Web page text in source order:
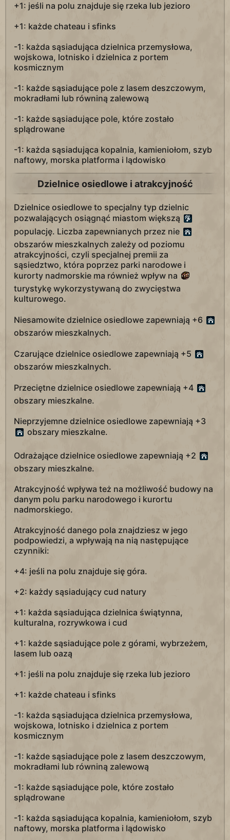
+1: jeśli na polu znajduje się rzeka lub jezioro
+1: każde chateau i sfinks
-1: każda sąsiadująca dzielnica przemysłowa,
wojskowa, lotnisko i dzielnica z portem
kosmicznym
-1: każde sąsiadujące pole z lasem deszczowym,
mokradłami lub równiną zalewową
-1: każde sąsiadujące pole, które zostało
splądrowane
-1: każda sąsiadująca kopalnia, kamieniołom, szyb
naftowy, morska platforma i lądowisko
Dzielnice osiedlowe i atrakcyjność
Dzielnice osiedlowe to specjalny typ dzielnic
pozwalających osiągnąć miastom większą
populację. Liczba zapewnianych przez nie
obszarów mieszkalnych zależy od poziomu
atrakcyjności, czyli specjalnej premii za
sąsiedztwo, która poprzez parki narodowe i
kurorty nadmorskie ma również wpływ na
turystykę wykorzystywaną do zwycięstwa
kulturowego.
Niesamowite dzielnice osiedlowe zapewniają +6
obszarów mieszkalnych.
Czarujące dzielnice osiedlowe zapewniają +5
obszarów mieszkalnych.
Przeciętne dzielnice osiedlowe zapewniają +4
obszary mieszkalne.
Nieprzyjemne dzielnice osiedlowe zapewniają +3
obszary mieszkalne.
Odrażające dzielnice osiedlowe zapewniają +2
obszary mieszkalne.
Atrakcyjność wpływa też na możliwość budowy na
danym polu parku narodowego i kurortu
nadmorskiego.
Atrakcyjność danego pola znajdziesz w jego
podpowiedzi, a wpływają na nią następujące
czynniki:
+4: jeśli na polu znajduje się góra.
+2: każdy sąsiadujący cud natury
+1: każda sąsiadująca dzielnica świątynna,
kulturalna, rozrywkowa i cud
+1: każde sąsiadujące pole z górami, wybrzeżem,
lasem lub oazą
+1: jeśli na polu znajduje się rzeka lub jezioro
+1: każde chateau i sfinks
-1: każda sąsiadująca dzielnica przemysłowa,
wojskowa, lotnisko i dzielnica z portem
kosmicznym
-1: każde sąsiadujące pole z lasem deszczowym,
mokradłami lub równiną zalewową
-1: każde sąsiadujące pole, które zostało
splądrowane
-1: każda sąsiadująca kopalnia, kamieniołom, szyb
naftowy, morska platforma i lądowisko